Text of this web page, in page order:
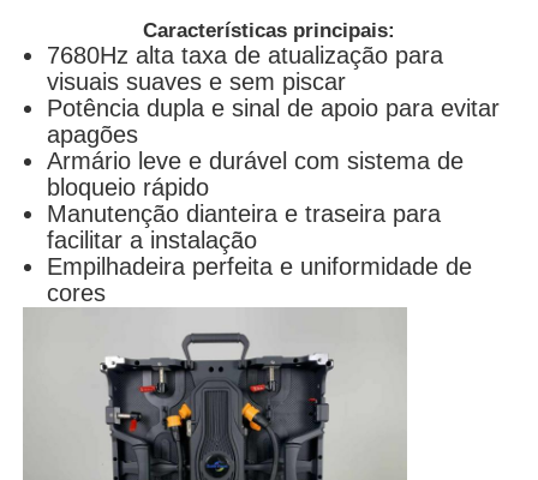
Características principais:
7680Hz alta taxa de atualização para
visuais suaves e sem piscar
Potência dupla e sinal de apoio para evitar
apagões
Armário leve e durável com sistema de
bloqueio rápido
Manutenção dianteira e traseira para
facilitar a instalação
Empilhadeira perfeita e uniformidade de
cores